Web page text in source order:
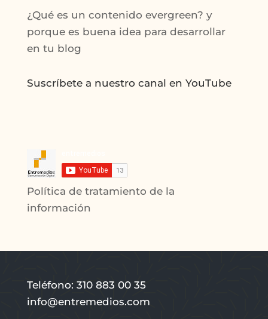
¿Qué es un contenido evergreen? y
porque es buena idea para desarrollar
en tu blog
Suscríbete a nuestro canal en YouTube
Política de tratamiento de la
información
Teléfono: 310 883 00 35
info@entremedios.com